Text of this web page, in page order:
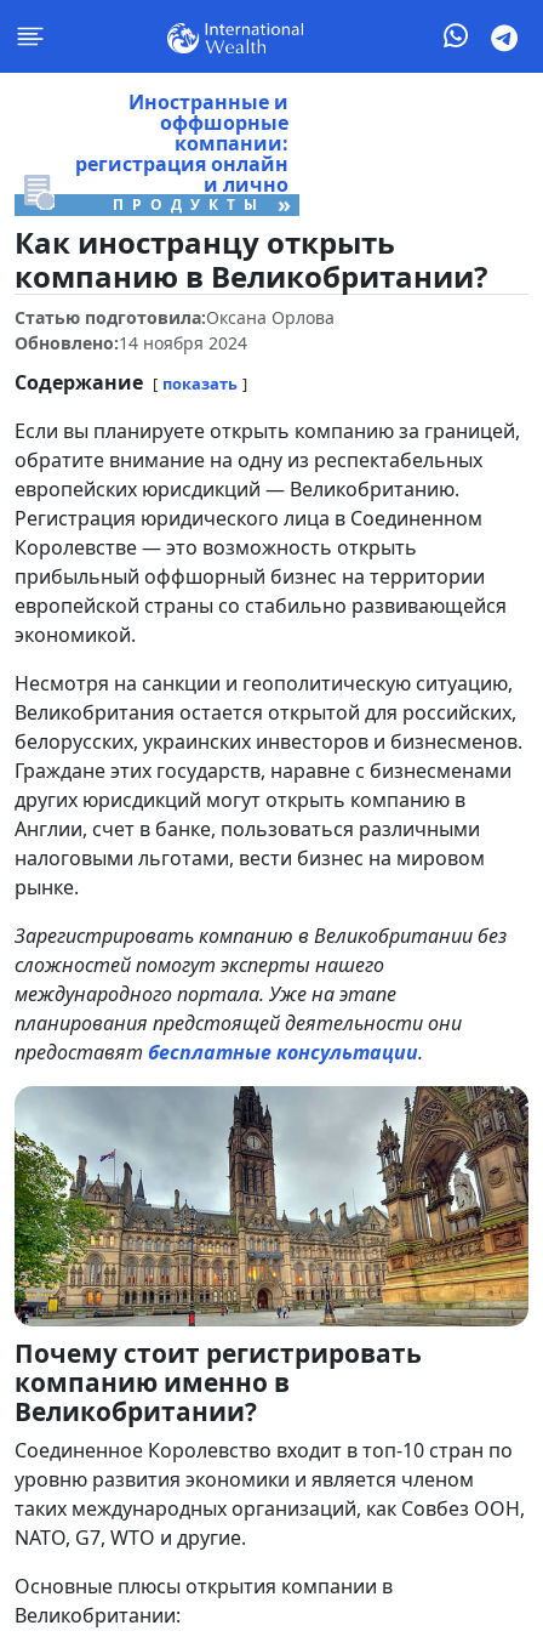
Иностранные и
оффшорные
компании:
регистрация онлайн
и лично
ПРОДУКТЫ »
Как иностранцу открыть
компанию в Великобритании?
Статью подготовила:Оксана Орлова
Обновлено:14 ноября 2024
Содержание показать
Если вы планируете открыть компанию за границей,
обратите внимание на одну из респектабельных
европейских юрисдикций — Великобританию.
Регистрация юридического лица в Соединенном
Королевстве — это возможность открыть
прибыльный оффшорный бизнес на территории
европейской страны со стабильно развивающейся
экономикой.
Несмотря на санкции и геополитическую ситуацию,
Великобритания остается открытой для российских,
белорусских, украинских инвесторов и бизнесменов.
Граждане этих государств, наравне с бизнесменами
других юрисдикций могут открыть компанию в
Англии, счет в банке, пользоваться различными
налоговыми льготами, вести бизнес на мировом
рынке.
Зарегистрировать компанию в Великобритании без
сложностей помогут эксперты нашего
международного портала. Уже на этапе
планирования предстоящей деятельности они
предоставят бесплатные консультации.
Почему стоит регистрировать
компанию именно в
Великобритании?
Соединенное Королевство входит в топ-10 стран по
уровню развития экономики и является членом
таких международных организаций, как Совбез ООН,
NATO, G7, WTO и другие.
Основные плюсы открытия компании в
Великобритании: